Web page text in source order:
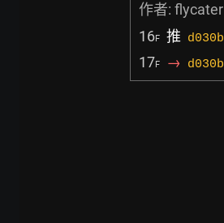
作者: flycater
16F 推 d030b
17F → d030b